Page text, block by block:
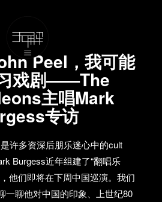
Peel，我可能
戏剧——The
主唱Mark
专访
许多资深后朋乐迷心中的cult
Burgess近年组建了“翻唱乐
他们即将在下周中国巡演。我们
一聊他对中国的印象、上世纪80